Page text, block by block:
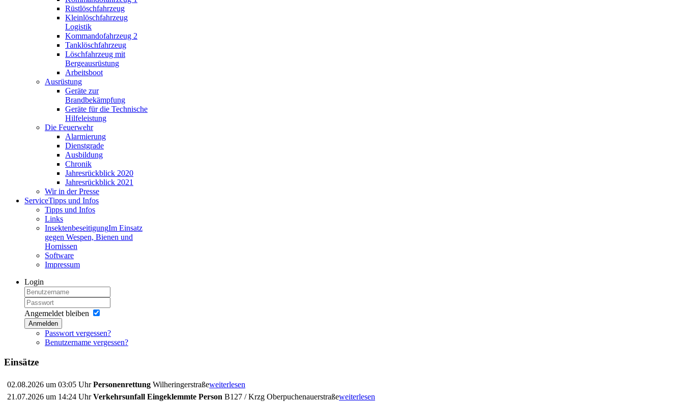
Rüstlöschfahrzeug
Kleinlöschfahrzeug
Logistik
Kommandofahrzeug 2
Tanklöschfahrzeug
Löschfahrzeug mit
Bergeausrüstung
Arbeitsboot
Ausrüstung
Geräte zur
Brandbekämpfung
Geräte für die Technische
Hilfeleistung
Die Feuerwehr
Alarmierung
Dienstgrade
Ausbildung
Chronik
Jahresrückblick 2020
Jahresrückblick 2021
Wir in der Presse
ServiceTipps und Infos
Tipps und Infos
Links
InsektenbeseitigungIm Einsatz
gegen Wespen, Bienen und
Hornissen
Software
Impressum
Login
Angemeldet bleiben
Anmelden
Passwort vergessen?
Benutzername vergessen?
Einsätze
02.08.2026 um 03:05 UhrPersonenrettung Wilheringerstraßeweiterlesen
21.07.2026 um 14:24 UhrVerkehrsunfall Eingeklemmte Person B127 / Krzg Oberpuchenauerstraßeweiterlesen